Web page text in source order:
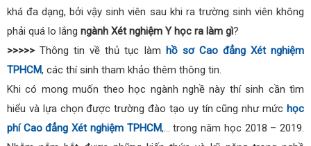
khá đa dạng, bởi vậy sinh viên sau khi ra trường sinh viên không
phải quá lo lắng ngành Xét nghiệm Y học ra làm gì?
>>>>>Thông tin về thủ tục làm hồ sơ Cao đẳng Xét nghiệm
TPHCM, các thí sinh tham khảo thêm thông tin.
Khi có mong muốn theo học ngành nghề này thí sinh cần tìm
hiểu và lựa chọn được trường đào tạo uy tín cũng như mức học
phí Cao đẳng Xét nghiệm TPHCM,… trong năm học 2018 – 2019.